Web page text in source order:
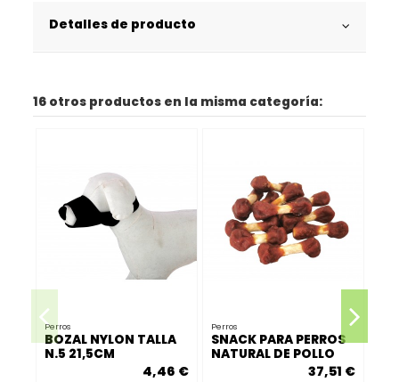
Detalles de producto
16 otros productos en la misma categoría:
Perros
BOZAL NYLON TALLA
N.5 21,5CM
4,46 €
Perros
SNACK PARA PERROS
NATURAL DE POLLO
37,51 €